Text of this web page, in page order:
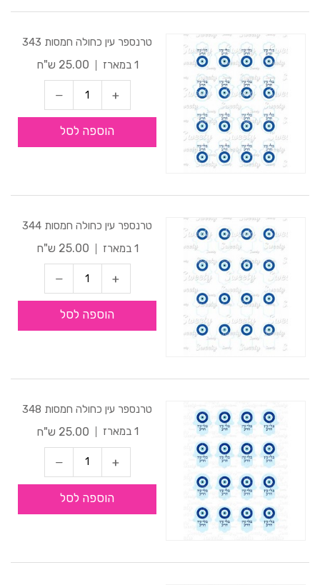
טרנספר עין כחולה חמסות 343
1 במארז
25.00 ש"ח
הוספה לסל
טרנספר עין כחולה חמסות 344
1 במארז
25.00 ש"ח
הוספה לסל
טרנספר עין כחולה חמסות 348
1 במארז
25.00 ש"ח
הוספה לסל